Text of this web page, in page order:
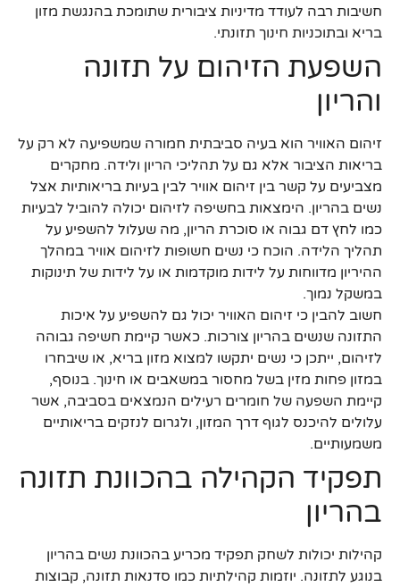
חשיבות רבה לעודד מדיניות ציבורית שתומכת בהנגשת מזון
בריא ובתוכניות חינוך תזונתי.
השפעת הזיהום על תזונה
והריון
זיהום האוויר הוא בעיה סביבתית חמורה שמשפיעה לא רק על
בריאות הציבור אלא גם על תהליכי הריון ולידה. מחקרים
מצביעים על קשר בין זיהום אוויר לבין בעיות בריאותיות אצל
נשים בהריון. הימצאות בחשיפה לזיהום יכולה להוביל לבעיות
כמו לחץ דם גבוה או סוכרת הריון, מה שעלול להשפיע על
תהליך הלידה. הוכח כי נשים חשופות לזיהום אוויר במהלך
ההיריון מדווחות על לידות מוקדמות או על לידות של תינוקות
במשקל נמוך.
חשוב להבין כי זיהום האוויר יכול גם להשפיע על איכות
התזונה שנשים בהריון צורכות. כאשר קיימת חשיפה גבוהה
לזיהום, ייתכן כי נשים יתקשו למצוא מזון בריא, או שיבחרו
במזון פחות מזין בשל מחסור במשאבים או חינוך. בנוסף,
קיימת השפעה של חומרים רעילים הנמצאים בסביבה, אשר
עלולים להיכנס לגוף דרך המזון, ולגרום לנזקים בריאותיים
משמעותיים.
תפקיד הקהילה בהכוונת תזונה
בהריון
קהילות יכולות לשחק תפקיד מכריע בהכוונת נשים בהריון
בנוגע לתזונה. יוזמות קהילתיות כמו סדנאות תזונה, קבוצות